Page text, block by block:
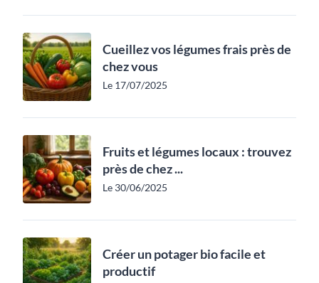
Cueillez vos légumes frais près de
chez vous
Le 17/07/2025
Fruits et légumes locaux : trouvez
près de chez ...
Le 30/06/2025
Créer un potager bio facile et
productif